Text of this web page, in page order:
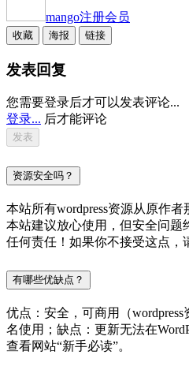
mango注册会员
收藏 海报 链接
发表回复
您需要登录后才可以发表评论...
登录... 后才能评论
资源安全吗？
本站所有wordpress资源从原作
本站建议放心使用，但安全问题
任何责任！如果你不接受这点，
有哪些优缺点？
优点：安全，可商用（
名使用；缺点：更新无法在
查看网站“新手必读”。